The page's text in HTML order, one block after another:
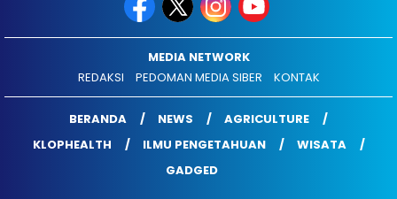
MEDIA NETWORK
REDAKSI
PEDOMAN MEDIA SIBER KONTAK
BERANDA NEWS
AGRICULTURE
KLOPHEALTH
ILMU PENGETAHUAN
WISATA
GADGED